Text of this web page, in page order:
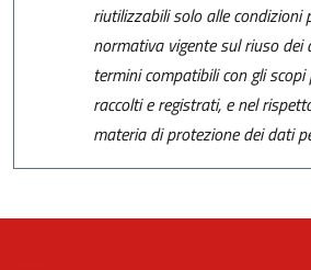
riutilizzabili solo alle condizioni
normativa vigente sul riuso dei
termini compatibili con gli
raccolti e registrati, e nel
materia di protezione dei dati